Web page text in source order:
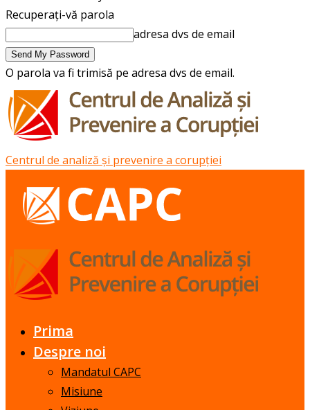
Recuperați-vă parola
adresa dvs de email
O parola va fi trimisă pe adresa dvs de email.
Centrul de analiză și prevenire a corupției
Prima
Despre noi
Mandatul CAPC
Misiune